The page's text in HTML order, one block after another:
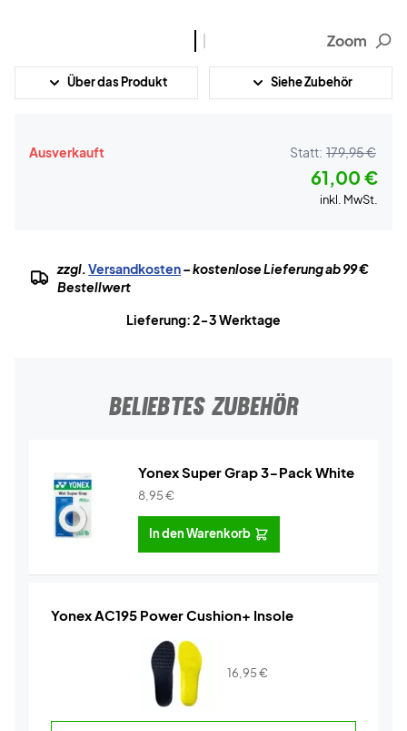
Zoom
Über das Produkt Siehe Zubehör
Ausverkauft Statt: 179,95 €
61,00 €
inkl. MwSt.
zzgl.Versandkosten– kostenlose Lieferung ab 99 €
Bestellwert
Lieferung: 2-3 Werktage
BELIEBTES ZUBEHÖR
Yonex Super Grap 3-Pack White
8,95€
In den Warenkorb
Yonex AC195 Power Cushion+ Insole
16,95€